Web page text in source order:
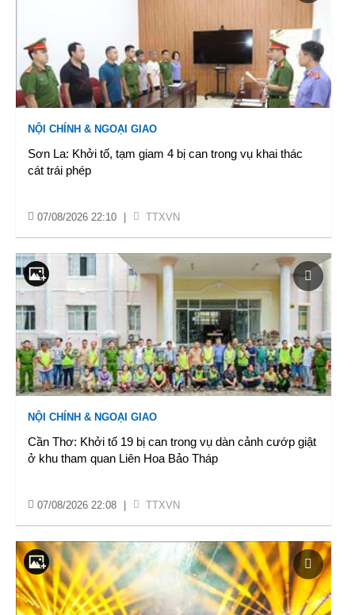
NỘI CHÍNH & NGOẠI GIAO
Sơn La: Khởi tố, tạm giam 4 bị can trong vụ khai thác
cát trái phép
07/08/2026 22:10 TTXVN
NỘI CHÍNH & NGOẠI GIAO
Cần Thơ: Khởi tố 19 bị can trong vụ dàn cảnh cướp giật
ở khu tham quan Liên Hoa Bảo Tháp
07/08/2026 22:08 TTXVN